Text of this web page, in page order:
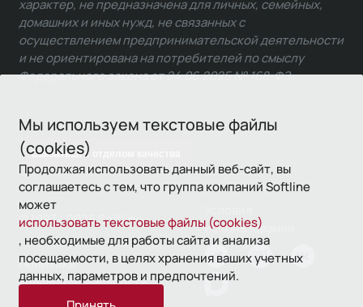
Мы используем текстовые файлы
(cookies)
Продолжая использовать данный веб-сайт, вы
соглашаетесь с тем, что группа компаний Softline
может
использовать текстовые файлы (cookies)
, необходимые для работы сайта и анализа
посещаемости, в целях хранения ваших учетных
данных, параметров и предпочтений.
Связаться с отделом качества
характер, не предназначена для личных, семейных,
домашних и иных нужд, не связанных с
осуществлением предпринимательской деятельности
и не ориентирована на потребителей по смыслу
Федерального закона от 24.06.2025 № 168-ФЗ.
© 1993—2026 Softline
использования
Политика
конфиденциальности